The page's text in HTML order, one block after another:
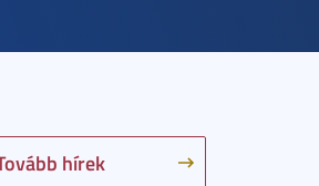
hírek